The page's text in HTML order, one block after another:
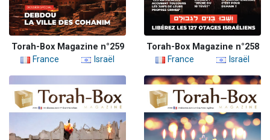
Torah-Box Magazine n°259
France
Israël
Torah-Box Magazine n°258
France
Israël